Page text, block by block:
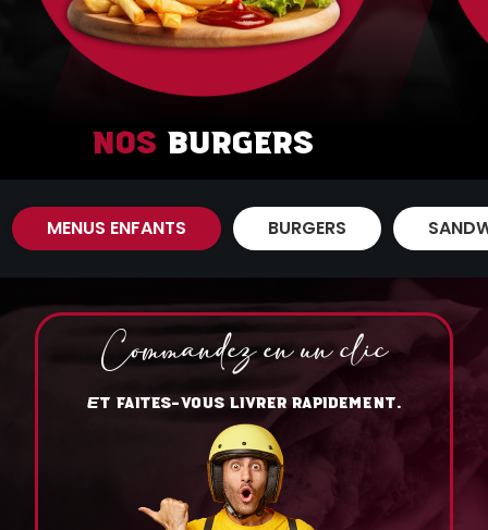
Nos Burgers
MENUS ENFANTS BURGERS
Commandez en un clic
ET FAITES-VOUS LIVRER RAPIDEMENT.